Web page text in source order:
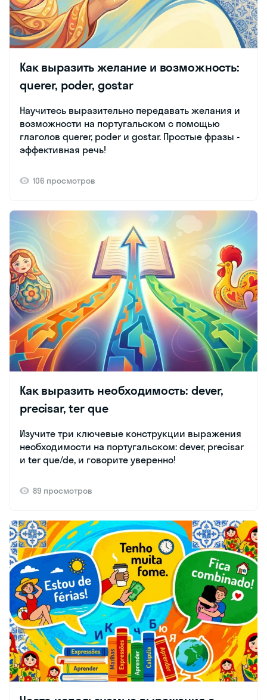
Как выразить желание и возможность:
querer, poder, gostar
Научитесь выразительно передавать желания и
возможности на португальском с помощью
глаголов querer, poder и gostar. Простые фразы -
эффективная речь!
106 просмотров
Как выразить необходимость: dever,
precisar, ter que
Изучите три ключевые конструкции выражения
необходимости на португальском: dever, precisar
и ter que/de, и говорите уверенно!
89 просмотров